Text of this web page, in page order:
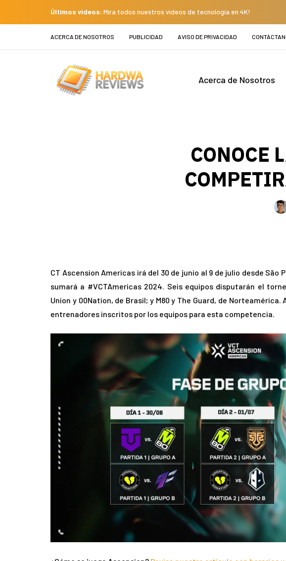
Últimos videos: Mira todos nuestros videos de tecnología en 4K!
ACERCA DE NOSOTROS PUBLICIDAD AVISO DE PRIVACIDAD
Acerca de Nosotros
CONOCE
CT Ascension Americas irá del 30 de junio al 9 de julio desde São
sumará a #VCTAmericas 2024. Seis equipos disputarán el
Union y 00Nation, de Brasil; y M80 y The Guard, de
entrenadores inscritos por los equipos para esta competencia.